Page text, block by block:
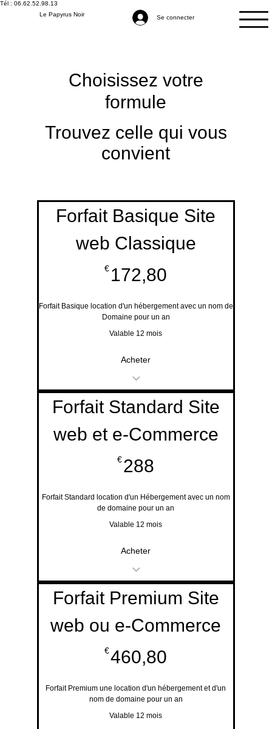
Le Papyrus Noir Se connecter
Tél : 06.62.52.98.13
Choisissez votre
formule
Trouvez celle qui vous
convient
Forfait Basique Site
web Classique
€ 172,80
Forfait Basique location d'un hébergement avec un nom de
Domaine pour un an
Valable 12 mois
Acheter
Création de Site Web
Design
Forfait Standard Site
web et e-Commerce
€288
Forfait Standard location d'un Hébergement avec un nom
de domaine pour un an
Valable 12 mois
Acheter
Création de Site Web
Design
Forfait Premium Site
web ou e-Commerce
€460,80
Forfait Premium une location d'un hébergement et d'un
nom de domaine pour un an
Valable 12 mois